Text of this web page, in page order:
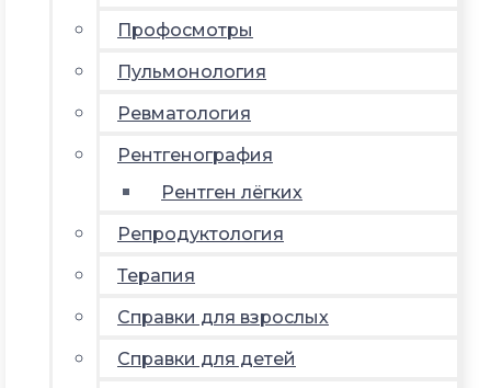
Профосмотры
Пульмонология
Ревматология
Рентгенография
Рентген лёгких
Репродуктология
Терапия
Справки для взрослых
Справки для детей